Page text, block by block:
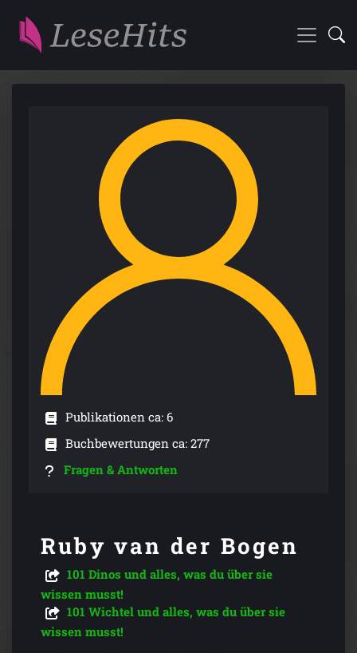
Publikationen ca: 6
Buchbewertungen ca: 277
Fragen & Antworten
Ruby van der Bogen
101 Dinos und alles, was du über sie
wissen musst!
101 Wichtel und alles, was du über sie
wissen musst!